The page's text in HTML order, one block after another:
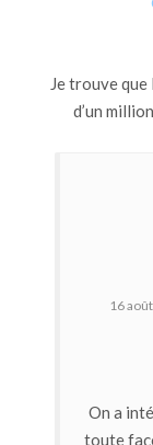
Je trouve
d’un
16
On a
toute